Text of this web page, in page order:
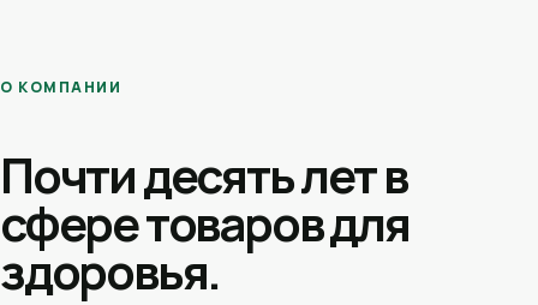
О КОМПАНИИ
Почти десять лет в
сфере товаров для
здоровья.